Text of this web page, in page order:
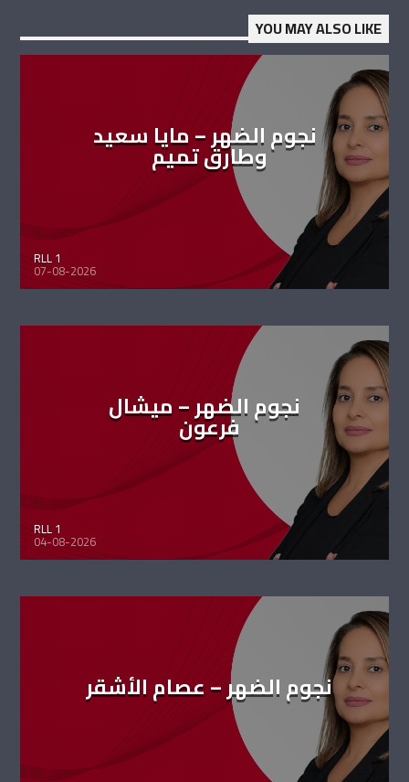
YOU MAY ALSO LIKE
نجوم الضهر – مايا سعيد
وطارق تميم
RLL 1
07-08-2026
نجوم الضهر – ميشال
فرعون
RLL 1
04-08-2026
نجوم الضهر – عصام الأشقر